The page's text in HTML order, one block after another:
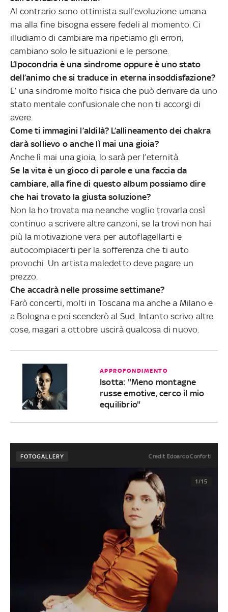
Al contrario sono ottimista sull’evoluzione umana
ma alla fine bisogna essere fedeli al momento. Ci
illudiamo di cambiare ma ripetiamo gli errori,
cambiano solo le situazioni e le persone.
L’Ipocondria è una sindrome oppure è uno stato
dell’animo che si traduce in eterna insoddisfazione?
E’ una sindrome molto fisica che può derivare da uno
stato mentale confusionale che non ti accorgi di
avere.
Come ti immagini l’aldilà? L’allineamento dei chakra
darà sollievo o anche lì mai una gioia?
Anche lì mai una gioia, lo sarà per l’eternità.
Se la vita è un gioco di parole e una faccia da
cambiare, alla fine di questo album possiamo dire
che hai trovato la giusta soluzione?
Non la ho trovata ma neanche voglio trovarla così
continuo a scrivere altre canzoni, se la trovi non hai
più la motivazione vera per autoflagellarti e
autocompiacerti per la sofferenza che ti auto
provochi. Un artista maledetto deve pagare un
prezzo.
Che accadrà nelle prossime settimane?
Farò concerti, molti in Toscana ma anche a Milano e
a Bologna e poi scenderò al Sud. Intanto scrivo altre
cose, magari a ottobre uscirà qualcosa di nuovo.
APPROFONDIMENTO
Isotta: "Meno montagne
russe emotive, cerco il mio
equilibrio"
FOTOGALLERY Credit Edoardo Conforti
1/15